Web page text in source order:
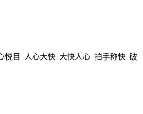
悦目 人心大快 大快人心 拍手称快 破